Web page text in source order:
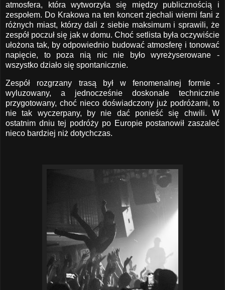
atmosfera, która wytworzyła się między publicznością i
zespołem. Do Krakowa na ten koncert zjechali wierni fani z
różnych miast, którzy dali z siebie maksimum i sprawili, że
zespół poczuł się jak w domu. Choć setlista była oczywiście
ułożona tak, by odpowiednio budować atmosferę i tonować
napięcie, to poza nią nic nie było wyreżyserowane -
wszystko działo się spontanicznie.
Zespół rozgrzany trasą był w fenomenalnej formie -
wyluzowany, a jednocześnie doskonale technicznie
przygotowany, choć nieco doświadczony już podróżami, to
nie tak wyczerpany, by nie dać ponieść się chwili. W
ostatnim dniu tej podróży po Europie postanowił zaszaleć
nieco bardziej niż dotychczas.